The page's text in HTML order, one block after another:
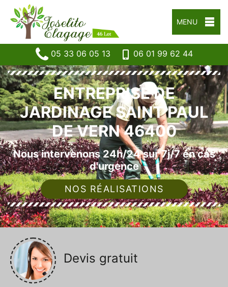
MENU
05 33 06 05 13 06 01 99 62 44
ENTREPRISE DE
JARDINAGE SAINT PAUL
DE VERN 46400
Nous intervenons 24h/24 sur 7j/7 en cas
d'urgence
NOS RÉALISATIONS
Devis gratuit